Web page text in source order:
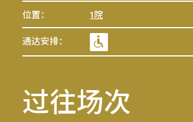
位置： 1院
通达安排：
过往场次